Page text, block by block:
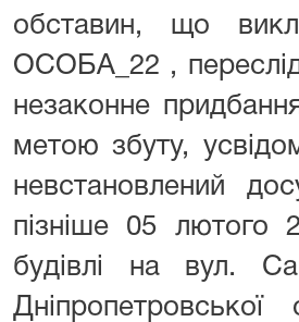
обставин, що
ОСОБА_22 ,
незаконне
метою збуту,
невстановлений
пізніше 05 лютого
будівлі на вул.